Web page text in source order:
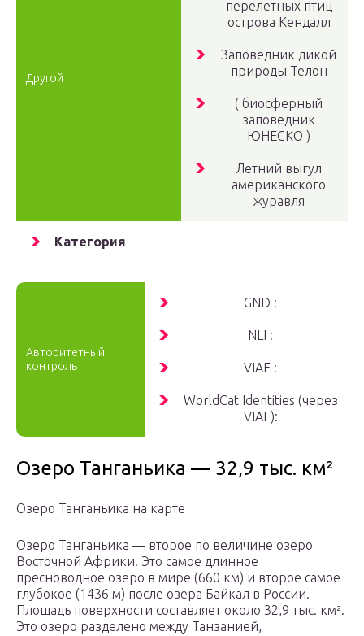
Другой
перелетных птиц
острова Кендалл
Заповедник дикой
природы Телон
( биосферный
заповедник
ЮНЕСКО )
Летний выгул
американского
журавля
Категория
Авторитетный
контроль
GND :
NLI :
VIAF :
WorldCat Identities (через
VIAF):
Озеро Танганьика — 32,9 тыс. км²
Озеро Танганьика на карте
Озеро Танганьика — второе по величине озеро
Восточной Африки. Это самое длинное
пресноводное озеро в мире (660 км) и второе самое
глубокое (1436 м) после озера Байкал в России.
Площадь поверхности составляет около 32,9 тыс. км².
Это озеро разделено между Танзанией,